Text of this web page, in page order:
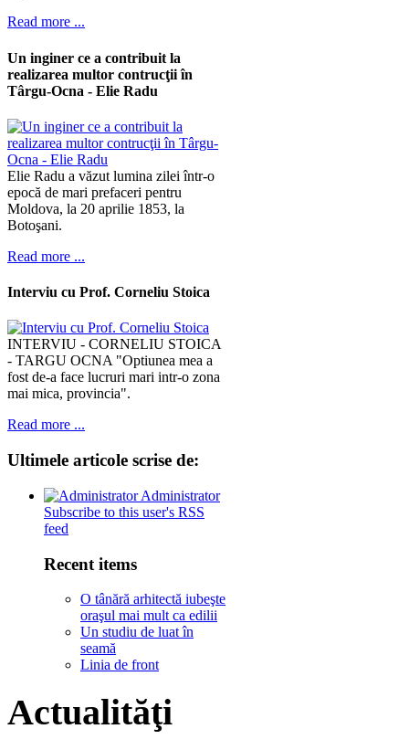
Read more ...
Un inginer ce a contribuit la
realizarea multor contrucţii în
Târgu-Ocna - Elie Radu
Elie Radu a văzut lumina zilei într-o
epocă de mari prefaceri pentru
Moldova, la 20 aprilie 1853, la
Botoşani.
Read more ...
Interviu cu Prof. Corneliu Stoica
INTERVIU - CORNELIU STOICA
- TARGU OCNA "Optiunea mea a
fost de-a face lucruri mari intr-o zona
mai mica, provincia".
Read more ...
Ultimele articole scrise de:
Administrator
Subscribe to this user's RSS
feed
Recent items
O tânără arhitectă iubeşte
oraşul mai mult ca edilii
Un studiu de luat în
seamă
Linia de front
Actualităţi